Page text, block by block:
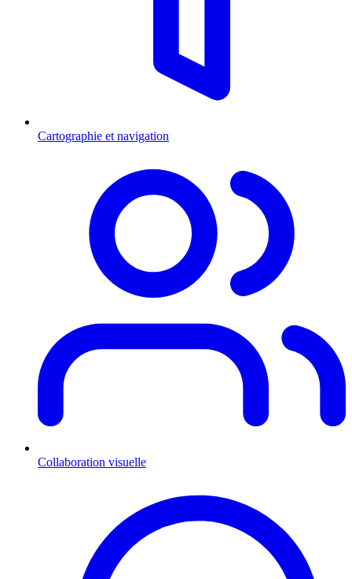
Cartographie et navigation
Collaboration visuelle